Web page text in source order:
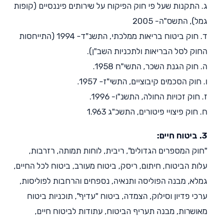
ג. התקנות שעל פי חוק הפיקוח על שירותים פיננסיים (קופות
גמל), התשס"ה- 2005
ד. חוק ביטוח בריאות ממלכתי, התשנ"ד- 1994 (התייחסות
החוק לסל הבריאות ולתכניות השב"ן).
ה. חוק הגנת השכר, התשי"ח 1958.
ו. חוק הסכמים קיבוציים, התשי"ז- 1957.
ז. חוק זכויות החולה, התשנ"ו- 1996.
ח. חוק פיצויי פיטורים, התשכ"ג 1.963
3. ביטוח חיים:
"חוק המספרים הגדולים", ריבית, לוחות תמותה, רזרבות,
עלות הביטוח, חיתום, ריסק, ביטוח מעורב, ביטוח לכל החיים,
גמלא, מבנה הפוליסה ותנאיה, נספחים והרחבות לפוליסות,
ערכי פדיון וסילוק, הצמדה, ביטוח "עדיף", תוכניות ביטוח
מאושרות, מבנה תעריף הביטוח, עתודות לביטוח חיים,